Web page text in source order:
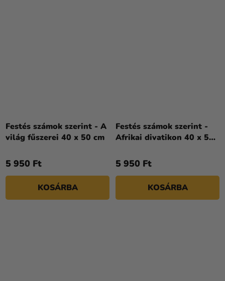
Festés számok szerint - A
világ fűszerei 40 x 50 cm
5 950 Ft
KOSÁRBA
Festés számok szerint -
Afrikai divatikon 40 x 50
5 950 Ft
KOSÁRBA